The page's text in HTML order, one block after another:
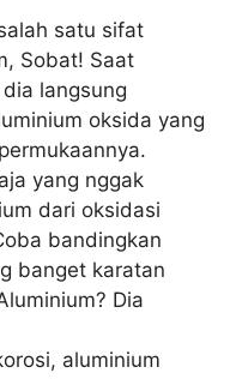
satu sifat
Sobat! Saat
langsung
oksida yang
yang nggak
dari oksidasi
bandingkan
banget karatan
Dia
aluminium